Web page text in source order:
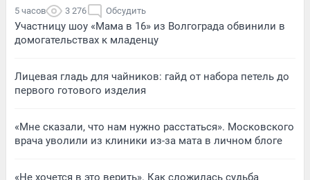
5 часов 3 276 Обсудить
Участницу шоу «Мама в 16» из Волгограда обвинили в
домогательствах к младенцу
Лицевая гладь для чайников: гайд от набора петель до
первого готового изделия
«Мне сказали, что нам нужно расстаться». Московского
врача уволили из клиники из-за мата в личном блоге
«Не хочется в это верить». Как сложилась судьба